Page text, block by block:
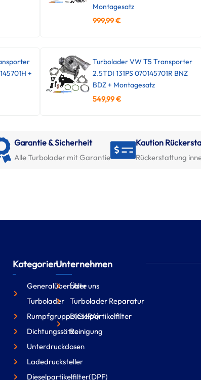
Montagesatz
999,99€
+
Turbolader VW T5 Transporter
2.5TDI 131PS 070145701R BNZ
BDZ + Montagesatz
549,99€
Garantie & Sicherheit
Alle Turbolader mit Garantie
Kaution
Rückerstattung
Kategorien
Generalüberholte
Turbolader
Rumpfgruppe(CHRA)
Dichtungssätze
Unterdruckdosen
Ladedrucksteller
Dieselpartikelfilter(DPF)
Unternehmen
Über uns
Turbolader Reparatur
Dieselpartikelfilter
Reinigung